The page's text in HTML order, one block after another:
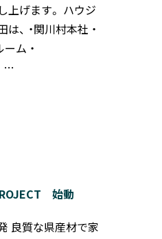
上げます。 ハウジ
、 ・関川村本社 ・
ム ・
…
始動
良質な県産材で家